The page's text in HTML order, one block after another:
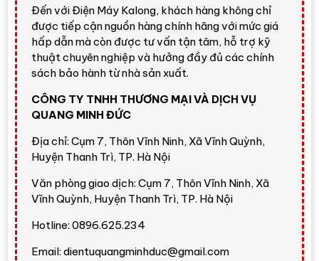
dùng cần dung tích lớn nhưng vẫn muốn thiết kế gọn
gàng, hiện đại và khả năng chăm sóc vải tốt. Với khối
lượng giặt 14 kg, máy phù hợp gia đình trên 7 người hoặc
gia đình có thói quen gom nhiều đồ để giặt ít lần hơn trong
tuần.
ModelFV1414S3Pnổi bật nhờ bộ công nghệ giặt cao
cấp gồmAI DD™nhận biết tải giặt và chất liệu vải,
TurboWash360™ hỗ trợ giặt nhanh,Steamhỗ trợ giảm
tác nhân gây dị ứng, kết nốiThinQ Wi-Fi
truyền động trực tiếp bằng bộ đảo lưu. Đây là lựa chọn
hợp lý nếu bạn muốn nâng cấp từ máy cửa trên sang máy
lồng ngang dung tích lớn.
Đánh giá nhanh từ Điện Máy
Đến với Điện Máy Kalong, khách hàng không chỉ
được tiếp cận nguồn hàng chính hãng với mức giá
hấp dẫn mà còn được tư vấn tận tâm, hỗ trợ kỹ
thuật chuyên nghiệp và hưởng đầy đủ các chính
sách bảo hành từ nhà sản xuất.
CÔNG TY TNHH THƯƠNG MẠI VÀ DỊCH VỤ
QUANG MINH ĐỨC
Địa chỉ: Cụm 7, Thôn Vĩnh Ninh, Xã Vĩnh Quỳnh,
Huyện Thanh Trì, TP. Hà Nội
Văn phòng giao dịch: Cụm 7, Thôn Vĩnh Ninh, Xã
Vĩnh Quỳnh, Huyện Thanh Trì, TP. Hà Nội
Hotline: 0896.625.234
Email: dientuquangminhduc@gmail.com